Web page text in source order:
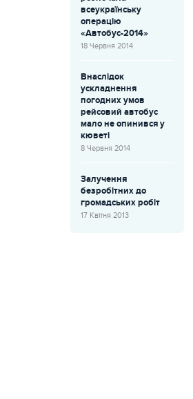
всеукраїнську
операцію
«Автобус-2014»
18 Червня 2014
Внаслідок
ускладнення
погодних умов
рейсовий автобус
мало не опинився у
кюветі
8 Червня 2014
Залучення
безробітних до
громадських робіт
17 Квітня 2013